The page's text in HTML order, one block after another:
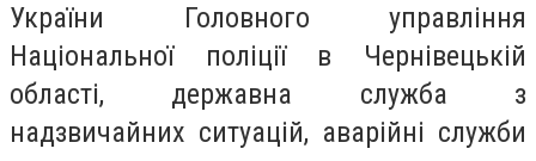
України Головного управління
Національної поліції в Чернівецькій
області, державна служба з
надзвичайних ситуацій, аварійні служби